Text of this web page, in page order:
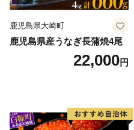
鹿児島県大崎町
鹿児島県産うなぎ長蒲焼4尾
22,000円